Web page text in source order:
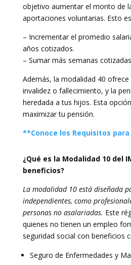
objetivo aumentar el monto de
aportaciones voluntarias. Esto
– Incrementar el promedio
años cotizados.
– Sumar más semanas
Además, la modalidad 40
invalidez o fallecimiento, y la
heredada a tus hijos. Esta
maximizar tu pensión.
**Conoce los Requisitos
¿Qué es la Modalidad 10 del
beneficios?
La modalidad 10 está diseñada
independientes, como
personas no asalariadas. Este
quienes no tienen un empleo
seguridad social con beneficios
Seguro de Enfermedades y